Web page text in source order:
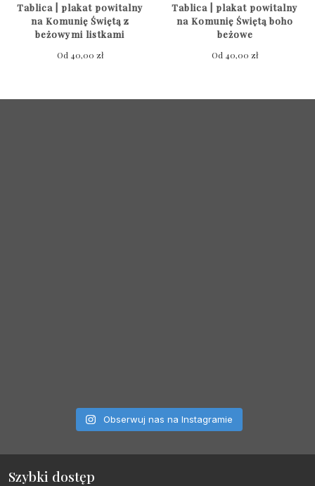
Tablica | plakat powitalny
na Komunię Świętą z
beżowymi listkami
Od 40,00 zł
Tablica | plakat powitalny
na Komunię Świętą boho
beżowe
Od 40,00zł
Obserwuj nas na Instagramie
Szybki dostęp